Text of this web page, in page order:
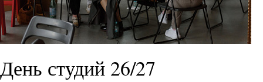
День студий 26/27